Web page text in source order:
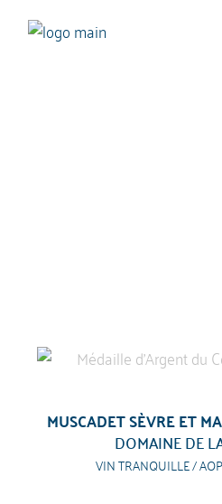
MUSCADET SÈVRE ET
DOMAINE DE
VIN TRANQUILLE /